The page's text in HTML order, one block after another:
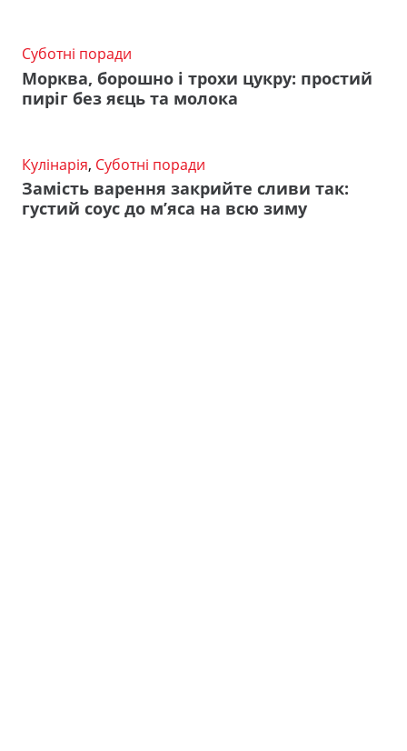
Суботні поради
Морква, борошно і трохи цукру: простий
пиріг без яєць та молока
Кулінарія, Суботні поради
Замість варення закрийте сливи так:
густий соус до м’яса на всю зиму